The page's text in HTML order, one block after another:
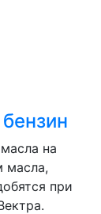
на
масла,
при